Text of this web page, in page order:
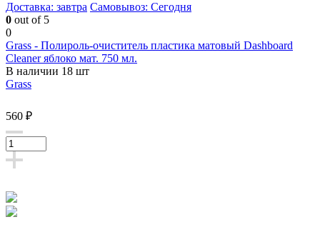
Доставка: завтра Самовывоз: Сегодня
0 out of 5
0
Grass - Полироль-очиститель пластика матовый Dashboard
Cleaner яблоко мат. 750 мл.
В наличии 18 шт
Grass
560 ₽